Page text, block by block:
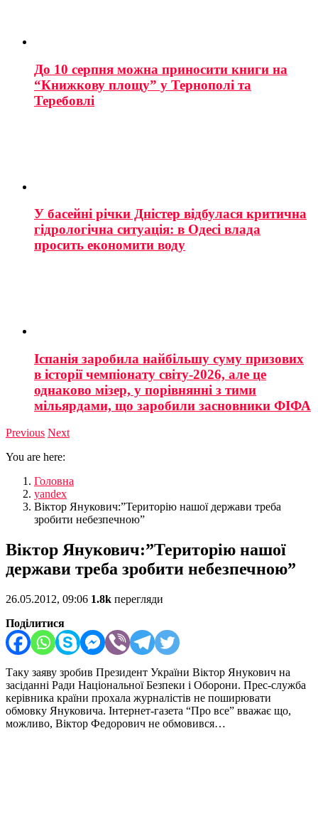
До 10 серпня можна приносити книги на
“Книжкову площу” у Тернополі та
Теребовлі
У басейні річки Дністер відбулася критична
гідрологічна ситуація: в Одесі влада
просить економити воду
Іспанія заробила найбільшу суму призових
в історії чемпіонату світу-2026, але це
однаково мізер, у порівнянні з тими
мільярдами, що заробили засновники ФІФА
Previous Next
You are here:
Головна
yandex
Віктор Янукович:”Територію нашої держави треба
зробити небезпечною”
Віктор Янукович:”Територію нашої
держави треба зробити небезпечною”
26.05.2012, 09:06 1.8k перегляди
Поділитися
Таку заяву зробив Президент України Віктор Янукович на
засіданні Ради Національної Безпеки і Оборони. Прес-служба
керівника країни прохала журналістів не поширювати
обмовку Януковича. Інтернет-газета “Про все” вважає що,
можливо, Віктор Федорович не обмовився…